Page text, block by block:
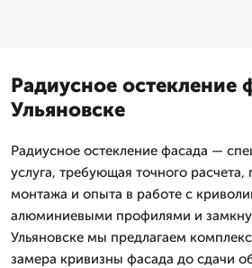
Радиусное остекление
Ульяновске
Радиусное остекление фасада —
услуга, требующая точного
монтажа и опыта в работе с
алюминиевыми профилями и
Ульяновске мы предлагаем
замера кривизны фасада до сдачи